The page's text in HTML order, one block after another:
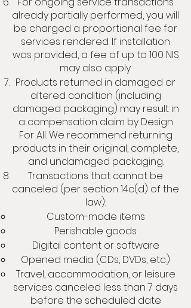
already partially performed, you will
be charged a proportional fee for
services rendered. If installation
was provided, a fee of up to 100 NIS
may also apply.
Products returned in damaged or
altered condition (including
damaged packaging) may result in
a compensation claim by Design
For All. We recommend returning
products in their original, complete,
and undamaged packaging.
Transactions that cannot be
canceled (per section 14c(d) of the
law):
Custom-made items
Perishable goods
Digital content or software
Opened media (CDs, DVDs, etc.)
Travel, accommodation, or leisure
services canceled less than 7 days
before the scheduled date